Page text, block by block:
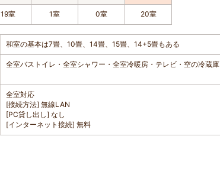
19室 1室 0室 20室
和室の基本は7畳、10畳、14畳、15畳、14+5畳もある
全室バストイレ・全室シャワー・全室冷暖房・テレビ・空の冷蔵庫
全室対応
[接続方法] 無線LAN
[PC貸し出し] なし
[インターネット接続] 無料